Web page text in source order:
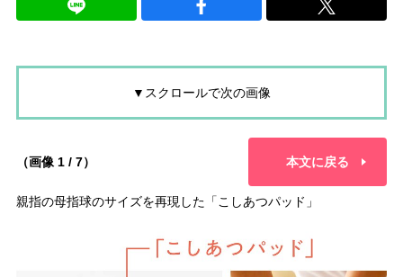
▼スクロールで次の画像
（画像 1 / 7） 本文に戻る
親指の母指球のサイズを再現した「こしあつパッド」